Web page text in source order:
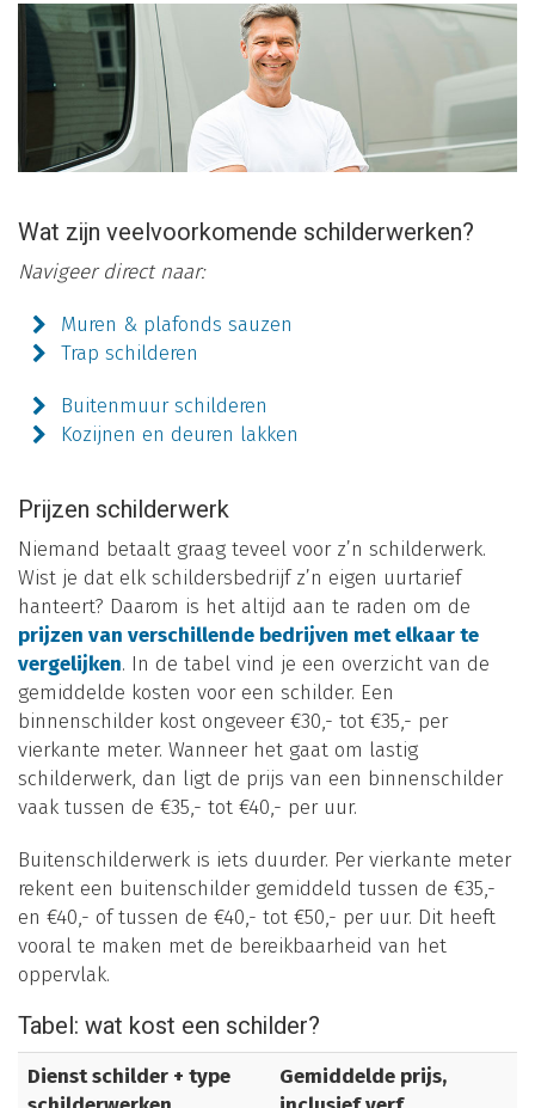
Wat zijn veelvoorkomende schilderwerken?
Navigeer direct naar:
Muren & plafonds sauzen
Trap schilderen
Buitenmuur schilderen
Kozijnen en deuren lakken
Prijzen schilderwerk
Niemand betaalt graag teveel voor z’n schilderwerk.
Wist je dat elk schildersbedrijf z’n eigen uurtarief
hanteert? Daarom is het altijd aan te raden om de
prijzen van verschillende bedrijven met elkaar te
vergelijken. In de tabel vind je een overzicht van de
gemiddelde kosten voor een schilder. Een
binnenschilder kost ongeveer €30,- tot €35,- per
vierkante meter. Wanneer het gaat om lastig
schilderwerk, dan ligt de prijs van een binnenschilder
vaak tussen de €35,- tot €40,- per uur.
Buitenschilderwerk is iets duurder. Per vierkante meter
rekent een buitenschilder gemiddeld tussen de €35,-
en €40,- of tussen de €40,- tot €50,- per uur. Dit heeft
vooral te maken met de bereikbaarheid van het
oppervlak.
Tabel: wat kost een schilder?
Dienst schilder + type
Gemiddelde prijs,